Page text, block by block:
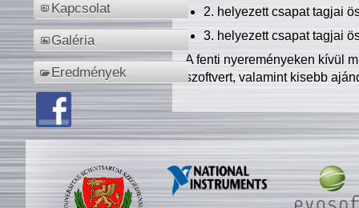
Kapcsolat
Galéria
Eredmények
2. helyezett csapat tagjai
3. helyezett csapat tagjai
A fenti nyereményeken kívül
szoftvert, valamint kisebb